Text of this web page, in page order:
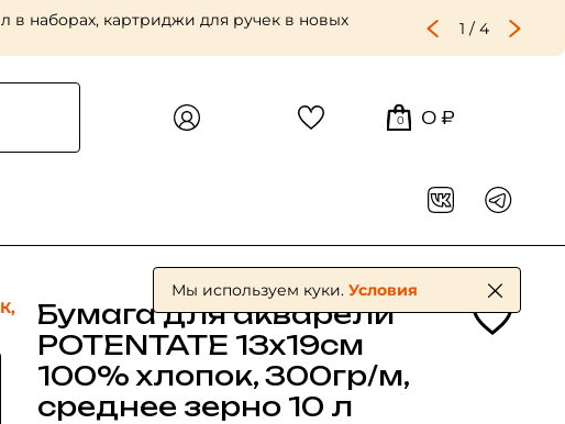
в наборах, картриджи для ручек в новых
1 / 4
0 0 ₽
Бумага для акварели
POTENTATE 13х19см
100% хлопок, 300гр/м,
среднее зерно 10 л
Мы используем куки. Условия